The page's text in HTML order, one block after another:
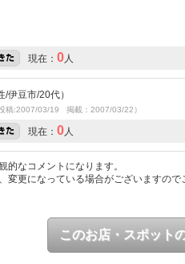
現在： 0人
伊豆市/20代）
投稿:2007/03/19 掲載：2007/03/22）
現在： 0人
なコメントになります。
変更になっている場合がございますので
このお店・スポット